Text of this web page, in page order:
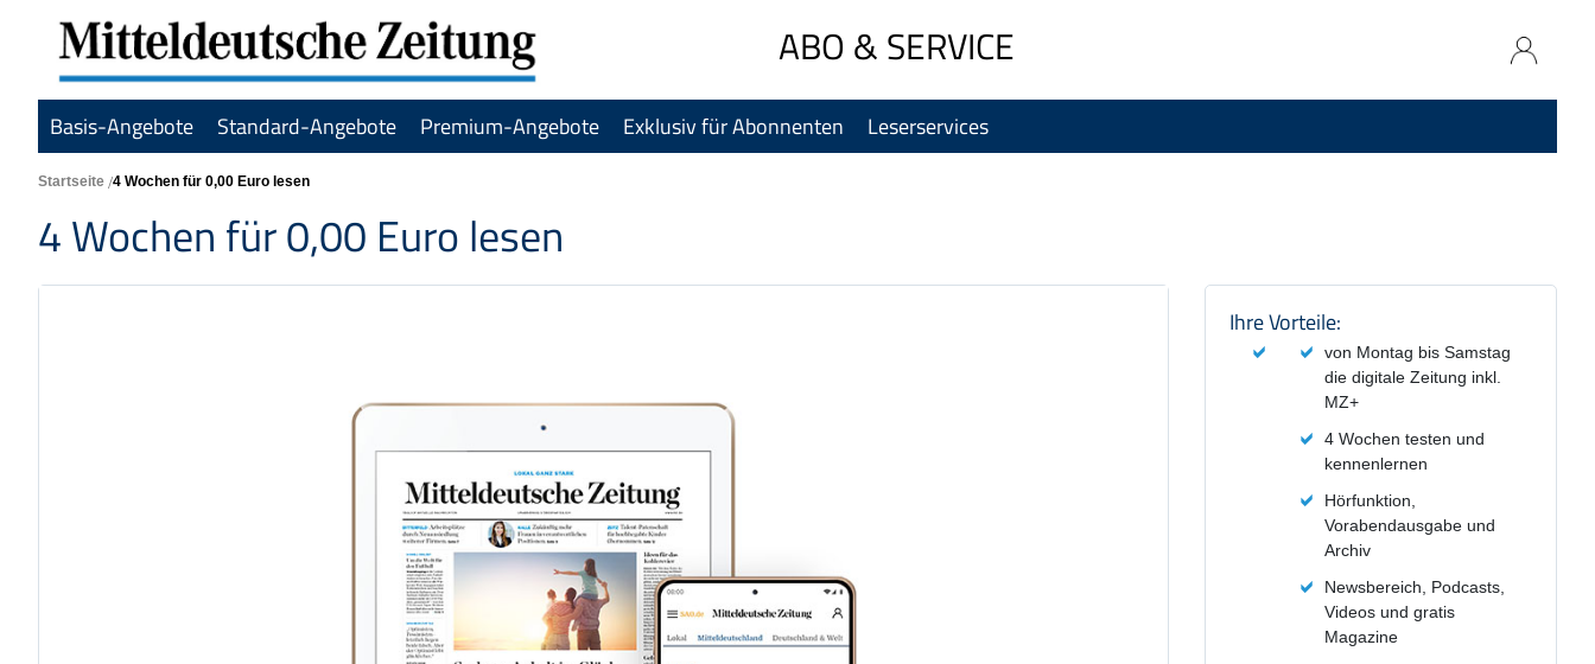
Navigation
direkt
ABO & SERVICE
Basis-Angebote Standard-Angebote Premium-Angebote Exklusiv für Abonnenten Leserservices
Startseite 4 Wochen für 0,00 Euro lesen
4 Wochen für 0,00 Euro lesen
Produktzusammenfassung
Ihre Vorteile:
von Montag bis Samstag
die digitale Zeitung inkl.
MZ+
4 Wochen testen und
kennenlernen
Hörfunktion,
Vorabendausgabe und
Archiv
Newsbereich, Podcasts,
Videos und gratis
Magazine